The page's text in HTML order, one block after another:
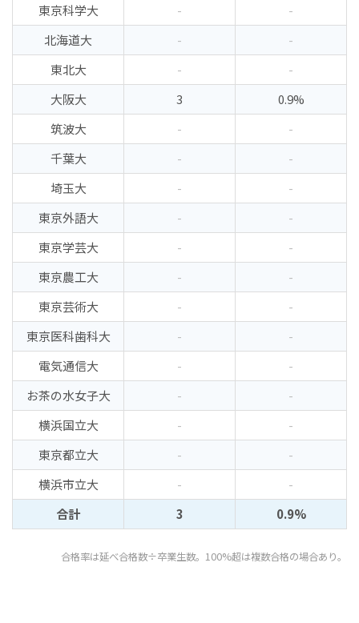
東京科学大
-
-
北海道大
-
-
東北大
-
-
大阪大
3
0.9%
筑波大
-
-
千葉大
-
-
埼玉大
-
-
東京外語大
-
-
東京学芸大
-
-
東京農工大
-
-
東京芸術大
-
-
東京医科歯科大
-
-
電気通信大
-
-
お茶の水女子大
-
-
横浜国立大
-
-
東京都立大
-
-
横浜市立大
-
-
合計
3 0.9%
合格率は延べ合格数÷卒業生数。100%超は複数合格の場合あり。